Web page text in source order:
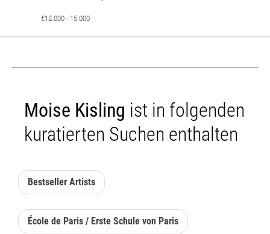
€12.000 - 15.000
Moise Kisling ist in folgenden
kuratierten Suchen enthalten
Bestseller Artists
École de Paris / Erste Schule von Paris